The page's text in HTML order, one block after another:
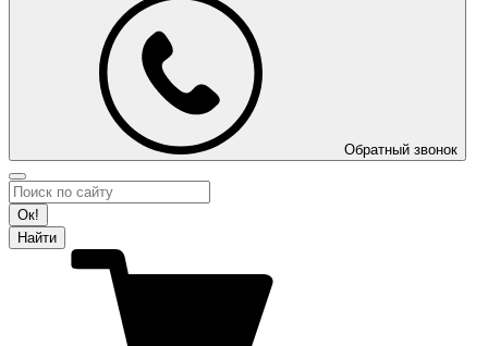
Обратный звонок
Ок!
Найти